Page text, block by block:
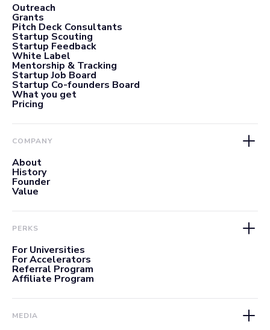
Outreach
Grants
Pitch Deck Consultants
Startup Scouting
Startup Feedback
White Label
Mentorship & Tracking
Startup Job Board
Startup Co-founders Board
What you get
Pricing
COMPANY
About
History
Founder
Value
PERKS
For Universities
For Accelerators
Referral Program
Affiliate Program
MEDIA